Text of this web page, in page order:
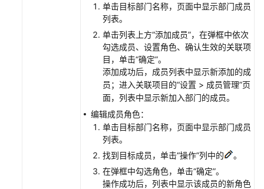
单击目标部门名称，页面中显示部门成员
列表。
单击列表上方“添加成员”，在弹框中依次
勾选成员、设置角色、确认生效的关联项
目，单击“确定”。
添加成功后，成员列表中显示新添加的成
员；进入关联项目的“设置 > 成员管理”页
面，列表中显示新加入部门的成员。
编辑成员角色：
单击目标部门名称，页面中显示部门成员
列表。
找到目标成员，单击“操作”列中的
。
在弹框中勾选角色，单击“确定”。
操作成功后，列表中显示该成员的新角色